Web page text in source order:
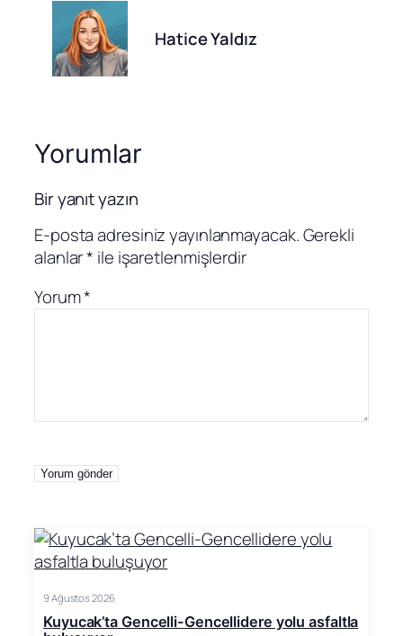
Hatice Yaldız
Yorumlar
Bir yanıt yazın
E-posta adresiniz yayınlanmayacak.Gerekli
alanlar* ile işaretlenmişlerdir
Yorum*
9 Ağustos 2026
Kuyucak’ta Gencelli-Gencellidere yolu asfaltla